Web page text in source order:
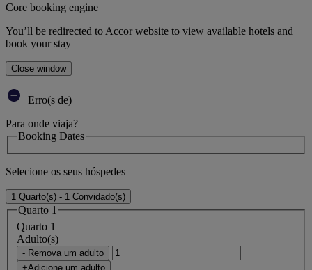
Core booking engine
You’ll be redirected to Accor website to view available hotels and
book your stay
Close window
Erro(s de)
Para onde viaja?
Booking Dates
Selecione os seus hóspedes
1 Quarto(s) - 1 Convidado(s)
Quarto 1
Quarto 1
Adulto(s)
- Remova um adulto
+Adicione um adulto